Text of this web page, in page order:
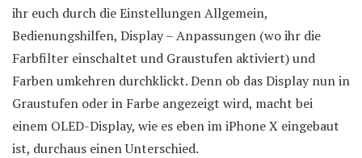
ihr euch durch die Einstellungen Allgemein,
Bedienungshilfen, Display – Anpassungen (wo ihr die
Farbfilter einschaltet und Graustufen aktiviert) und
Farben umkehren durchklickt. Denn ob das Display nun in
Graustufen oder in Farbe angezeigt wird, macht bei
einem OLED-Display, wie es eben im iPhone X eingebaut
ist, durchaus einen Unterschied.